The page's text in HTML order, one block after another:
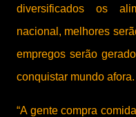
diversificados os
nacional, melhores
empregos serão
conquistar mundo afora.
“A gente compra